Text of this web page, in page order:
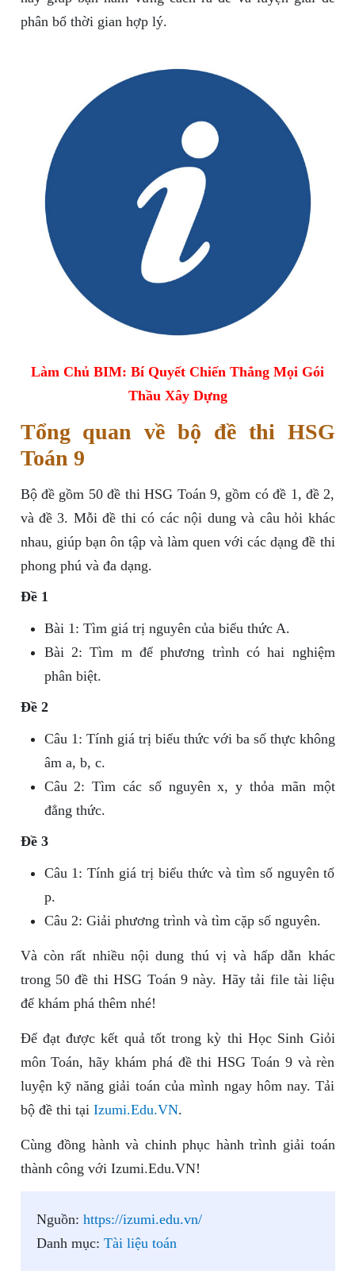
phân bổ thời gian hợp lý.
Làm Chủ BIM: Bí Quyết Chiến Thắng Mọi Gói
Thầu Xây Dựng
Tổng quan về bộ đề thi HSG
Toán 9
Bộ đề gồm 50 đề thi HSG Toán 9, gồm có đề 1, đề 2,
và đề 3. Mỗi đề thi có các nội dung và câu hỏi khác
nhau, giúp bạn ôn tập và làm quen với các dạng đề thi
phong phú và đa dạng.
Đề 1
Bài 1: Tìm giá trị nguyên của biểu thức A.
Bài 2: Tìm m để phương trình có hai nghiệm
phân biệt.
Đề 2
Câu 1: Tính giá trị biểu thức với ba số thực không
âm a, b, c.
Câu 2: Tìm các số nguyên x, y thỏa mãn một
đẳng thức.
Đề 3
Câu 1: Tính giá trị biểu thức và tìm số nguyên tố
p.
Câu 2: Giải phương trình và tìm cặp số nguyên.
Và còn rất nhiều nội dung thú vị và hấp dẫn khác
trong 50 đề thi HSG Toán 9 này. Hãy tải file tài liệu
để khám phá thêm nhé!
Để đạt được kết quả tốt trong kỳ thi Học Sinh Giỏi
môn Toán, hãy khám phá đề thi HSG Toán 9 và rèn
luyện kỹ năng giải toán của mình ngay hôm nay. Tải
bộ đề thi tại Izumi.Edu.VN.
Cùng đồng hành và chinh phục hành trình giải toán
thành công với Izumi.Edu.VN!
Nguồn: https://izumi.edu.vn/
Danh mục: Tài liệu toán